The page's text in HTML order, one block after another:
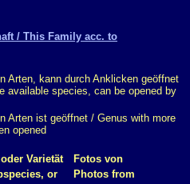
/ This Family acc. to
Arten, kann durch Anklicken geöffnet
available species, can be opened by
Arten ist geöffnet / Genus with more
opened
Varietät
Fotos von
or
Photos from